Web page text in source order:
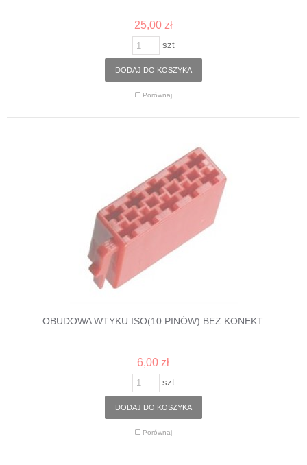
25,00 zł
szt
DODAJ DO KOSZYKA
Porównaj
OBUDOWA WTYKU ISO(10 PINÓW) BEZ KONEKT.
6,00 zł
szt
DODAJ DO KOSZYKA
Porównaj